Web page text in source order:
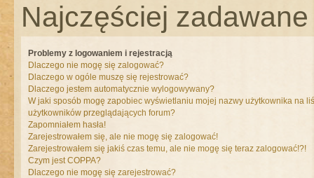
Najczęściej
Problemy z logowaniem i rejestracją
Dlaczego nie mogę się zalogować?
Dlaczego w ogóle muszę się rejestrować?
Dlaczego jestem automatycznie wylogowywany?
W jaki sposób mogę zapobiec wyświetlaniu mojej nazwy użytkownika na
użytkowników przeglądających forum?
Zapomniałem hasła!
Zarejestrowałem się, ale nie mogę się zalogować!
Zarejestrowałem się jakiś czas temu, ale nie mogę się teraz zalogować!?!
Czym jest COPPA?
Dlaczego nie mogę się zarejestrować?